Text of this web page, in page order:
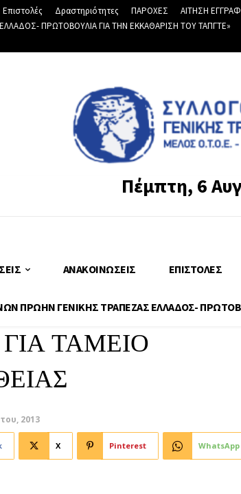
Επιστολές Δραστηριότητες ΠΑΡΟΧΕΣ ΑΙΤΗΣΗ
ΠΡΩΤΟΒΟΥΛΙΑ ΓΙΑ ΤΗΝ ΕΚΚΑΘΑΡΙΣΗ ΤΟΥ ΤΑΠΓΤΕ»
Πέμπτη, 6
ΑΝΑΚΟΙΝΏΣΕΙΣ ΕΠΙΣΤΟΛΈΣ
ΠΡΩΗΝ ΓΕΝΙΚΗΣ ΤΡΑΠΕΖΑΣ ΕΛΛΑΔΟΣ-
ΤΑΜΕΙΟ
2013
X Pinterest WhatsApp